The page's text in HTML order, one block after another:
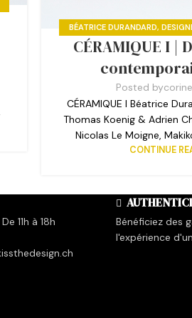
BÉATRICE DURANDARD,
DIMITRI BÄHLER,
MARTIN HYDE
LE MOIGNE,
CÉRAMIQUE I |
Posted by
CÉRAMIQUE I Béatrice
Thomas Koenig & Adrien
Nicolas Le Moigne,
CONTINUE
11h à 18h
Bénéficiez des
l'expérience